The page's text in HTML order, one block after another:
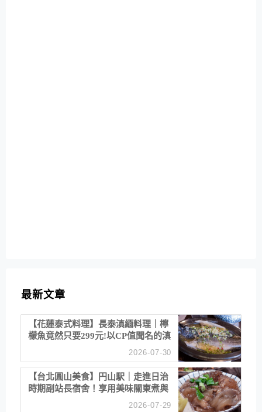
最新文章
【花蓮泰式料理】長泰滇緬料理｜檸
檬魚竟然只要299元!以CP值聞名的滇
2026-07-30
【台北圓山美食】円山駅｜走進日治
時期副站長宿舍！享用美味關東煮與
2026-07-29